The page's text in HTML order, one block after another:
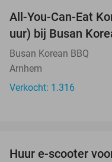
All-You-Can-Eat
uur) bij Busan
Busan Korean BBQ
Arnhem
Verkocht: 1.316
Huur e-scooter